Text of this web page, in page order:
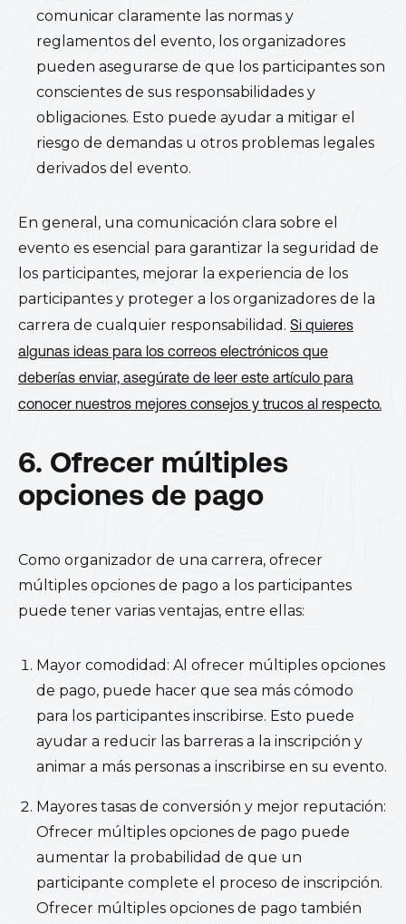
comunicar claramente las normas y
reglamentos del evento, los organizadores
pueden asegurarse de que los participantes son
conscientes de sus responsabilidades y
obligaciones. Esto puede ayudar a mitigar el
riesgo de demandas u otros problemas legales
derivados del evento.
En general, una comunicación clara sobre el
evento es esencial para garantizar la seguridad de
los participantes, mejorar la experiencia de los
participantes y proteger a los organizadores de la
carrera de cualquier responsabilidad. Si quieres
algunas ideas para los correos electrónicos que
deberías enviar, asegúrate de leer este artículo para
conocer nuestros mejores consejos y trucos al respecto.
6. Ofrecer múltiples
opciones de pago
Como organizador de una carrera, ofrecer
múltiples opciones de pago a los participantes
puede tener varias ventajas, entre ellas:
Mayor comodidad: Al ofrecer múltiples opciones
de pago, puede hacer que sea más cómodo
para los participantes inscribirse. Esto puede
ayudar a reducir las barreras a la inscripción y
animar a más personas a inscribirse en su evento.
Mayores tasas de conversión y mejor reputación:
Ofrecer múltiples opciones de pago puede
aumentar la probabilidad de que un
participante complete el proceso de inscripción.
Ofrecer múltiples opciones de pago también